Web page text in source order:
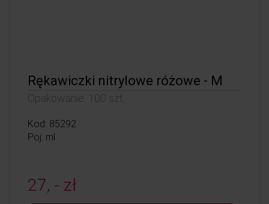
Rękawiczki nitrylowe różowe - M
Opakowanie: 100 szt.
Kod: 85292
Poj: ml
27, - zł